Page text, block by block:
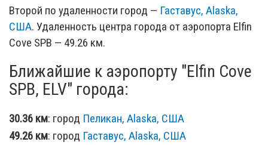
Второй по удаленности город — Гаставус, Alaska,
США. Удаленность центра города от аэропорта Elfin
Cove SPB — 49.26 км.
Ближайшие к аэропорту "Elfin Cove
SPB, ELV" города:
30.36 км: город Пеликан, Alaska, США
49.26 км: город Гаставус, Alaska, США